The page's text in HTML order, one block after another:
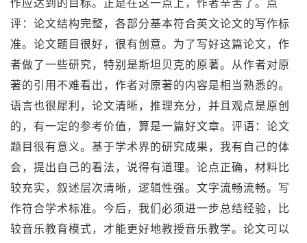
作应达到的目标。正是在这一点上，作者辛苦了。点
评：论文结构完整，各部分基本符合英文论文的写作标
准。论文题目很好，很有创意。为了写好这篇论文，作
者做了一些研究，特别是斯坦贝克的原著。从作者对原
著的引用不难看出，作者对原著的内容是相当熟悉的。
语言也很犀利，论文清晰，推理充分，并且观点是原创
的，有一定的参考价值，算是一篇好文章。评语：论文
题目很有意义。基于学术界的研究成果，我有自己的体
会，提出自己的看法，说得有道理。论点正确，材料比
较充实，叙述层次清晰，逻辑性强。文字流畅流畅。写
作符合学术标准。今后，我们必须进一步总结经验，比
较音乐教育模式，才能更好地教授音乐教学。论文可以